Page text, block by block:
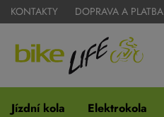
KONTAKTY DOPRAVA A PLATBA
Jízdní kola Elektrokola